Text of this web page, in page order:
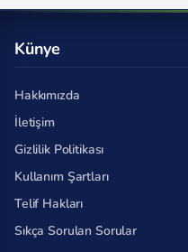
Künye
Hakkımızda
İletişim
Gizlilik Politikası
Kullanım Şartları
Telif Hakları
Sıkça Sorulan Sorular